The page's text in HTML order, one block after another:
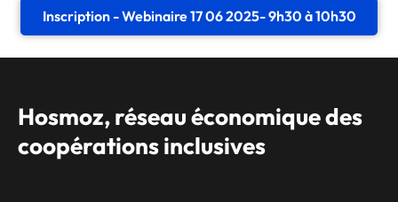
Inscription - Webinaire 17 06 2025- 9h30 à 10h30
Hosmoz, réseau économique des
coopérations inclusives